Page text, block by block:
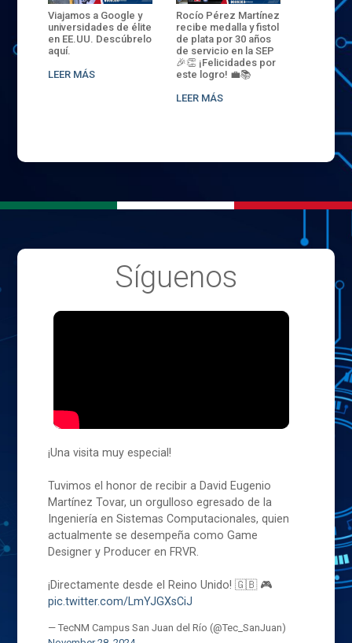
Viajamos a Google y
universidades de élite
en EE.UU. Descúbrelo
aquí.
LEER MÁS
Rocío Pérez Martínez
recibe medalla y fistol
de plata por 30 años
de servicio en la SEP
🎉👏 ¡Felicidades por
este logro! 💼📚
LEER MÁS
ENECB-
del
batalla.
32
sede
Síguenos
¡Una visita muy especial!
Tuvimos el honor de recibir a David Eugenio
Martínez Tovar, un orgulloso egresado de la
Ingeniería en Sistemas Computacionales, quien
actualmente se desempeña como Game
Designer y Producer en FRVR.
¡Directamente desde el Reino Unido! 🇬🇧 🎮
pic.twitter.com/LmYJGXsCiJ
— TecNM Campus San Juan del Río (@Tec_SanJuan)